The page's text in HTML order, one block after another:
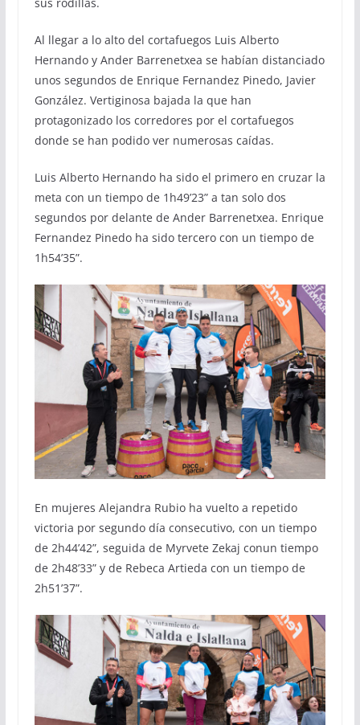
Al llegar a lo alto del cortafuegos Luis Alberto
Hernando y Ander Barrenetxea se habían distanciado
unos segundos de Enrique Fernandez Pinedo, Javier
González. Vertiginosa bajada la que han
protagonizado los corredores por el cortafuegos
donde se han podido ver numerosas caídas.
Luis Alberto Hernando ha sido el primero en cruzar la
meta con un tiempo de 1h49’23” a tan solo dos
segundos por delante de Ander Barrenetxea. Enrique
Fernandez Pinedo ha sido tercero con un tiempo de
1h54’35”.
En mujeres Alejandra Rubio ha vuelto a repetido
victoria por segundo día consecutivo, con un tiempo
de 2h44’42”, seguida de Myrvete Zekaj conun tiempo
de 2h48’33” y de Rebeca Artieda con un tiempo de
2h51’37”.